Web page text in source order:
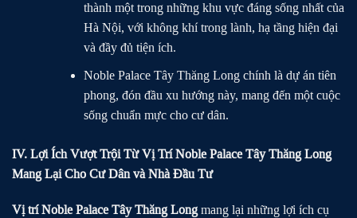
thành một trong những khu vực đáng sống nhất của
Hà Nội, với không khí trong lành, hạ tầng hiện đại
và đầy đủ tiện ích.
Noble Palace Tây Thăng Long chính là dự án tiên
phong, đón đầu xu hướng này, mang đến một cuộc
sống chuẩn mực cho cư dân.
IV. Lợi Ích Vượt Trội Từ Vị Trí Noble Palace Tây Thăng Long
Mang Lại Cho Cư Dân và Nhà Đầu Tư
Vị trí Noble Palace Tây Thăng Longmang lại những lợi ích cụ